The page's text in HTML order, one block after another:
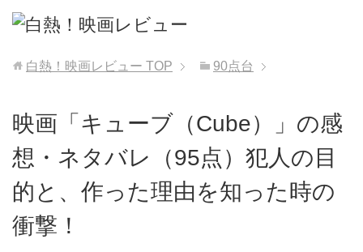
白熱！映画レビュー TOP 90点台
映画「キューブ（Cube）」の感
想・ネタバレ（95点）犯人の目
的と、作った理由を知った時の
衝撃！